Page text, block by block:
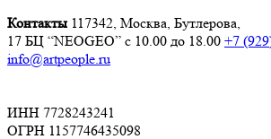
Контакты 117342, Москва, Бутлерова,
17 БЦ “NEOGEO” с 10.00 до 18.00 +7
info@artpeople.ru
ИНН 7728243241
ОГРН 1157746435098